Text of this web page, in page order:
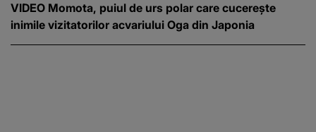
VIDEO Momota, puiul de urs polar care cucerește
inimile vizitatorilor acvariului Oga din Japonia